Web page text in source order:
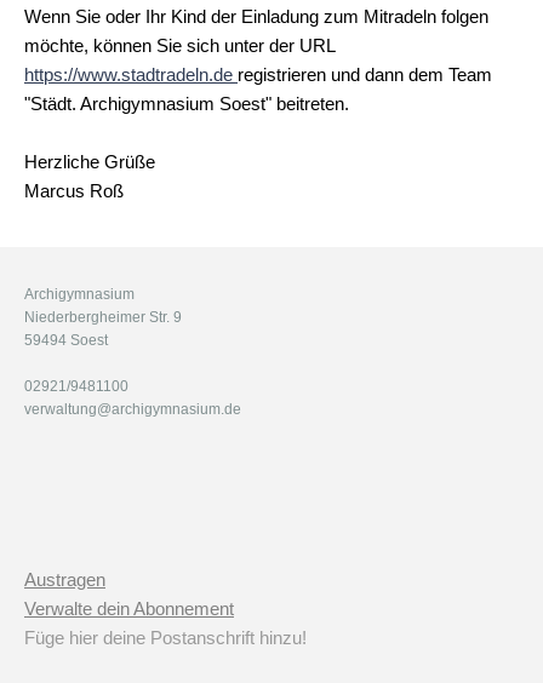
Wenn Sie oder Ihr Kind der Einladung zum Mitradeln folgen
möchte, können Sie sich unter der URL
https://www.stadtradeln.de registrieren und dann dem Team
"Städt. Archigymnasium Soest" beitreten.
Herzliche Grüße
Marcus Roß
Archigymnasium
Niederbergheimer Str. 9
59494 Soest
02921/9481100
verwaltung@archigymnasium.de
Austragen
Verwalte dein Abonnement
Füge hier deine Postanschrift hinzu!